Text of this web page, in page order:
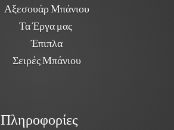
Αξεσουάρ Μπάνιου
Τα Έργα μας
Έπιπλα
Σειρές Μπάνιου
Πληροφορίες